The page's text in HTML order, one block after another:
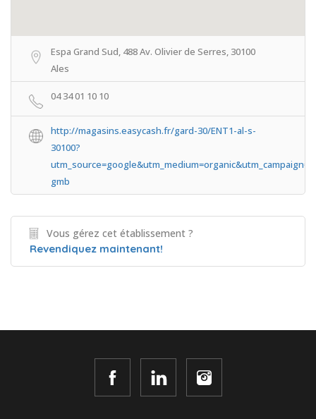
Espa Grand Sud, 488 Av. Olivier de Serres, 30100
Ales
04 34 01 10 10
http://magasins.easycash.fr/gard-30/ENT1-al-s-
30100?
gmb
Vous gérez cet établissement ?
Revendiquez maintenant!